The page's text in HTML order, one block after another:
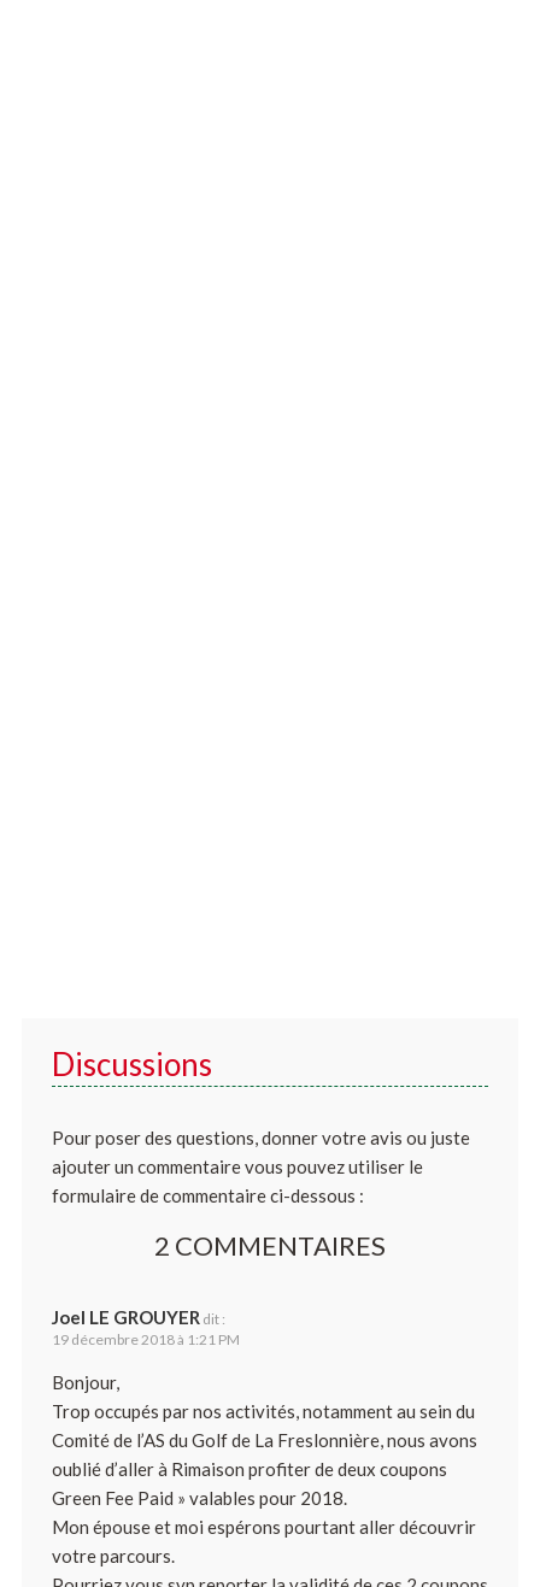
Discussions
Pour poser des questions, donner votre avis ou juste
ajouter un commentaire vous pouvez utiliser le
formulaire de commentaire ci-dessous :
2 COMMENTAIRES
Joel LE GROUYER dit :
19 décembre 2018 à 1:21 PM
Bonjour,
Trop occupés par nos activités, notamment au sein du
Comité de l’AS du Golf de La Freslonnière, nous avons
oublié d’aller à Rimaison profiter de deux coupons
Green Fee Paid » valables pour 2018.
Mon épouse et moi espérons pourtant aller découvrir
votre parcours.